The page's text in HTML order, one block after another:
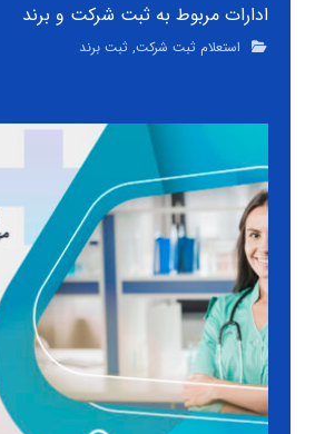
ادارات مربوط به ثبت شرکت و برند
استعلام ثبت شرکت, ثبت برند